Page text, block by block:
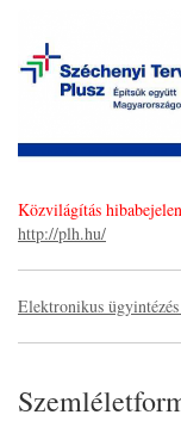
Közvilágítás
http://plh.hu/
Elektronikus